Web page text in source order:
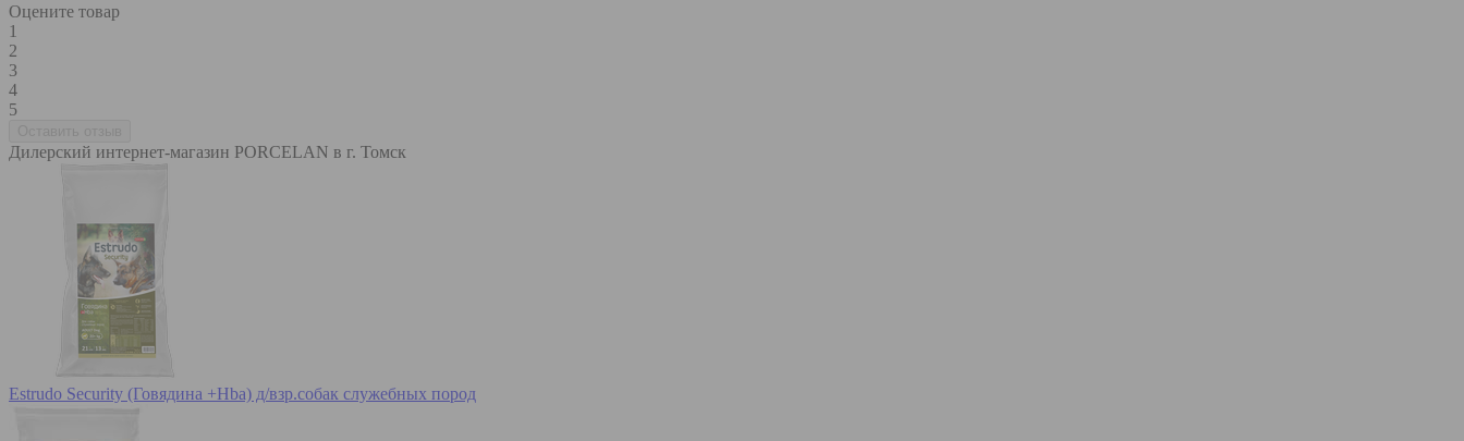
Оцените товар
1
2
3
4
5
Дилерский интернет-магазин PORCELAN в г. Томск
Estrudo Security (Говядина +Hba) д/взр.собак служебных пород